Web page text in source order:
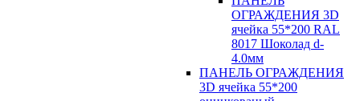
ОГРАЖДЕНИЯ 3D
ячейка 55*200 RAL
8017 Шоколад d-
4.0мм
ПАНЕЛЬ ОГРАЖДЕНИЯ
3D ячейка 55*200